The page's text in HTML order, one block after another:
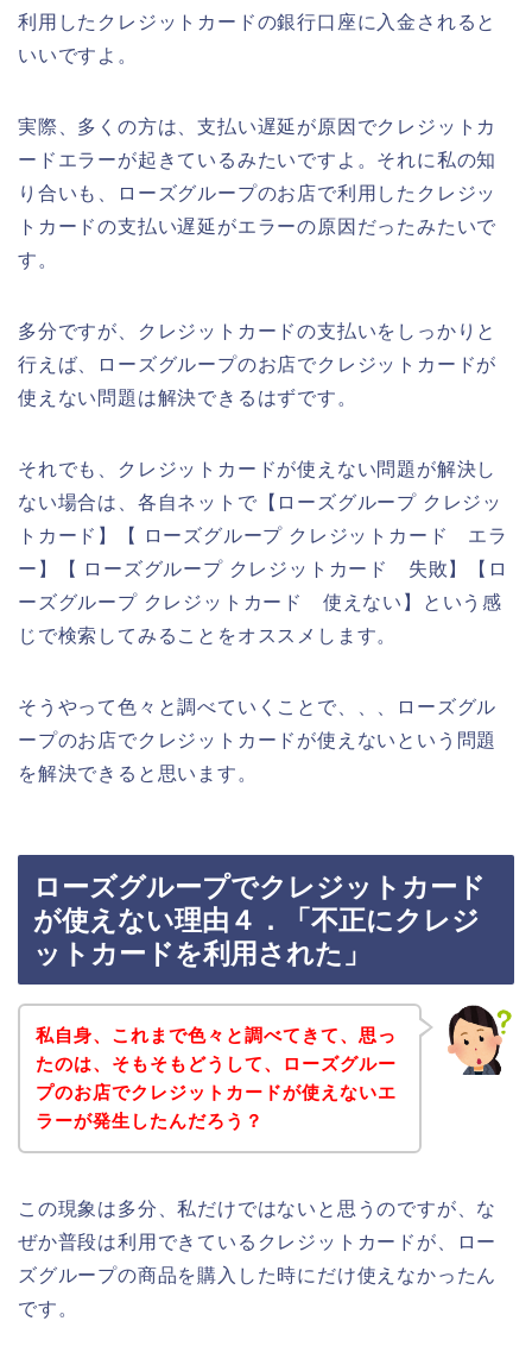
利用したクレジットカードの銀行口座に入金されると
いいですよ。
実際、多くの方は、支払い遅延が原因でクレジットカ
ードエラーが起きているみたいですよ。それに私の知
り合いも、ローズグループのお店で利用したクレジッ
トカードの支払い遅延がエラーの原因だったみたいで
す。
多分ですが、クレジットカードの支払いをしっかりと
行えば、ローズグループのお店でクレジットカードが
使えない問題は解決できるはずです。
それでも、クレジットカードが使えない問題が解決し
ない場合は、各自ネットで【ローズグループ クレジッ
トカード】【 ローズグループ クレジットカード エラ
ー】【 ローズグループ クレジットカード 失敗】【ロ
ーズグループ クレジットカード 使えない】という感
じで検索してみることをオススメします。
そうやって色々と調べていくことで、、、ローズグル
ープのお店でクレジットカードが使えないという問題
を解決できると思います。
ローズグループでクレジットカード
が使えない理由４．「不正にクレジ
ットカードを利用された」
私自身、これまで色々と調べてきて、思っ
たのは、そもそもどうして、ローズグルー
プのお店でクレジットカードが使えないエ
ラーが発生したんだろう？
この現象は多分、私だけではないと思うのですが、な
ぜか普段は利用できているクレジットカードが、ロー
ズグループの商品を購入した時にだけ使えなかったん
です。